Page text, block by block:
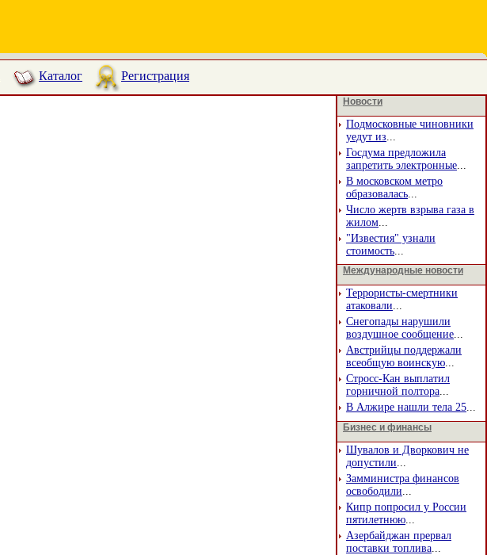
Каталог
Регистрация
Новости
Подмосковные чиновники
уедут из...
Госдума предложила
запретить электронные...
В московском метро
образовалась...
Число жертв взрыва газа в
жилом...
"Известия" узнали
стоимость...
Международные новости
Террористы-смертники
атаковали...
Снегопады нарушили
воздушное сообщение...
Австрийцы поддержали
всеобщую воинскую...
Стросс-Кан выплатил
горничной полтора...
В Алжире нашли тела 25...
Бизнес и финансы
Шувалов и Дворкович не
допустили...
Замминистра финансов
освободили...
Кипр попросил у России
пятилетнюю...
Азербайджан прервал
поставки топлива...